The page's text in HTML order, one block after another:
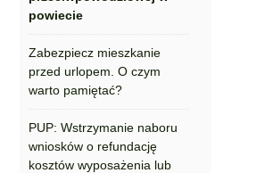
powiecie
Zabezpiecz mieszkanie
przed urlopem. O czym
warto pamiętać?
PUP: Wstrzymanie naboru
wniosków o refundację
kosztów wyposażenia lub